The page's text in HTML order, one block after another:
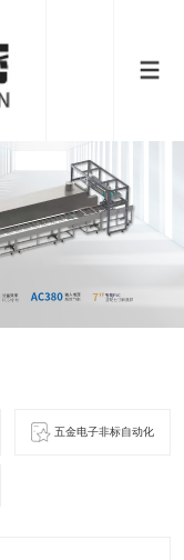
五金电子非标自动化